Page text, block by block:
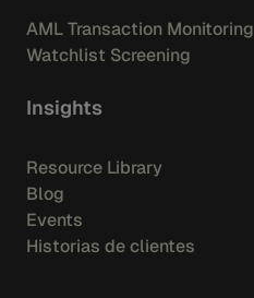
AML Transaction Monitoring
Watchlist Screening
Insights
Resource Library
Blog
Events
Historias de clientes